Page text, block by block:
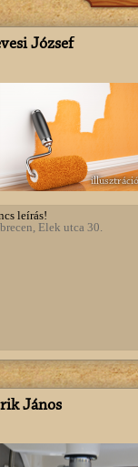
József
illusztráció
leírás!
Elek utca 30.
János